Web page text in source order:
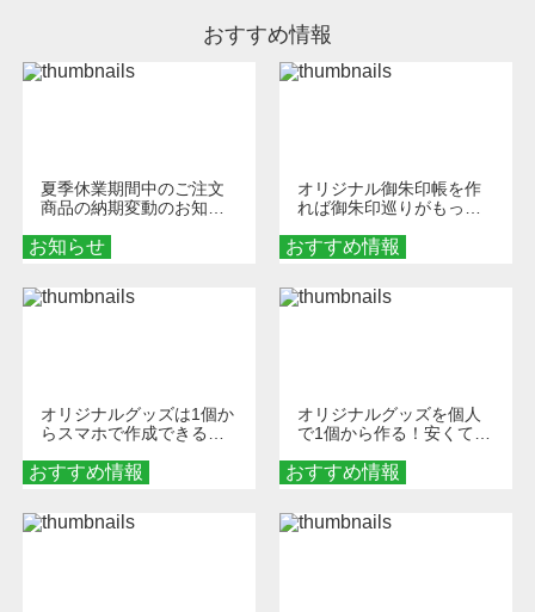
おすすめ情報
お知らせ
夏季休業期間中のご注文
商品の納期変動のお知ら
おすすめ情報
オリジナル御朱印帳を作
れば御朱印巡りがもっと
ダーメイドする魅力と選
び方
おすすめ情報
オリジナルグッズは1個か
らスマホで作成できる！
くなる巾着＆ポーチ活用
術
おすすめ情報
オリジナルグッズを個人
で1個から作る！安くて簡
秘訣